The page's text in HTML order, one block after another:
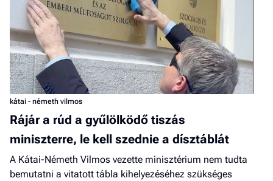
kátai - németh vilmos
Rájár a rúd a gyűlölködő tiszás
miniszterre, le kell szednie a dísztáblát
A Kátai-Németh Vilmos vezette minisztérium nem tudta
bemutatni a vitatott tábla kihelyezéséhez szükséges